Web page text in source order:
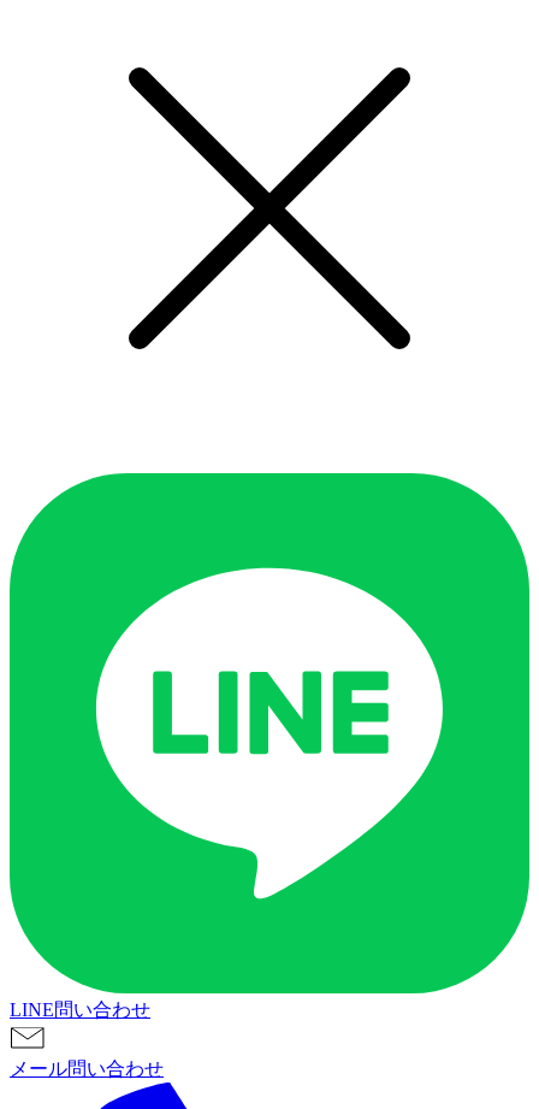
LINE問い合わせ
メール問い合わせ